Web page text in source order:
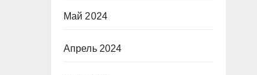
Май 2024
Апрель 2024